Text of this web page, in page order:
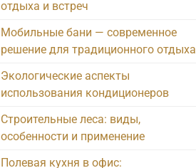
отдыха и встреч
Мобильные бани — современное
решение для традиционного отдыха
Экологические аспекты
использования кондиционеров
Строительные леса: виды,
особенности и применение
Полевая кухня в офис: